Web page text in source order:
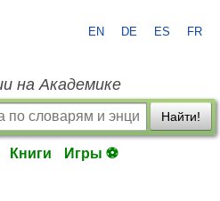
EN DE ES FR
на Академике
Найти!
Книги Игры ⚽